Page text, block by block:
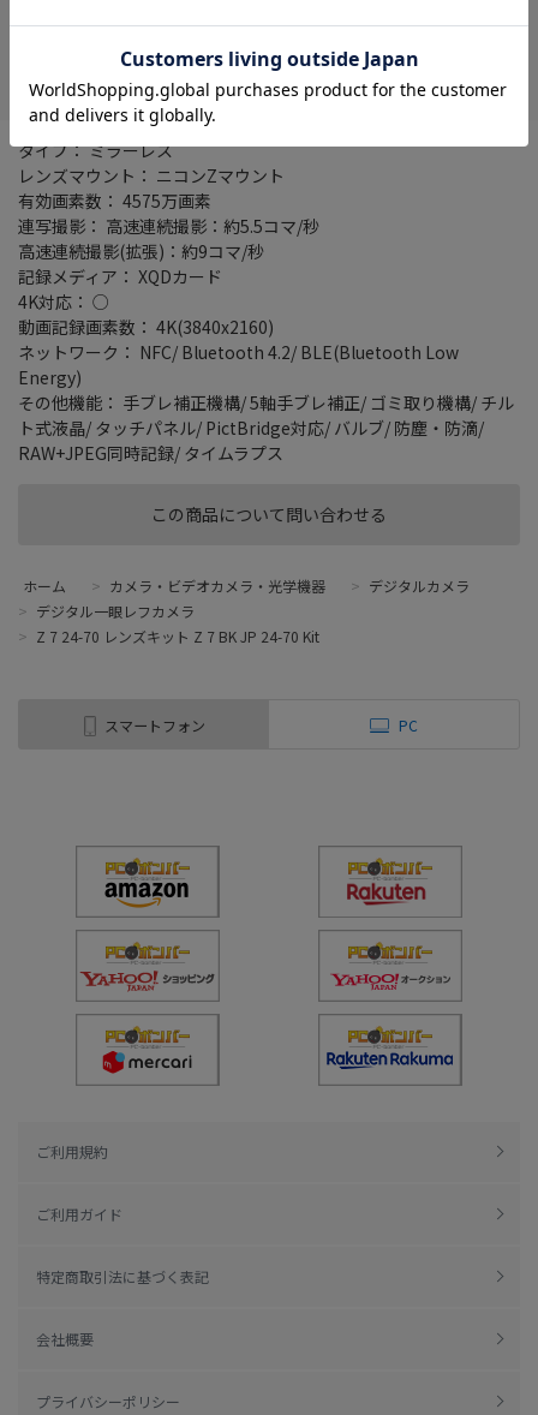
この商品について問い合わせる
在庫がありません
タイプ： ミラーレス
レンズマウント： ニコンZマウント
有効画素数： 4575万画素
連写撮影： 高速連続撮影：約5.5コマ/秒
高速連続撮影(拡張)：約9コマ/秒
記録メディア： XQDカード
4K対応： ○
動画記録画素数： 4K(3840x2160)
ネットワーク： NFC/ Bluetooth 4.2/ BLE(Bluetooth Low
Energy)
その他機能： 手ブレ補正機構/ 5軸手ブレ補正/ ゴミ取り機構/ チル
ト式液晶/ タッチパネル/ PictBridge対応/ バルブ/ 防塵・防滴/
RAW+JPEG同時記録/ タイムラプス
ホーム > カメラ・ビデオカメラ・光学機器 > デジタルカメラ
> デジタル一眼レフカメラ
> Z 7 24-70 レンズキット Z 7 BK JP 24-70 Kit
スマートフォン PC
ご利用規約
ご利用ガイド
特定商取引法に基づく表記
会社概要
プライバシーポリシー